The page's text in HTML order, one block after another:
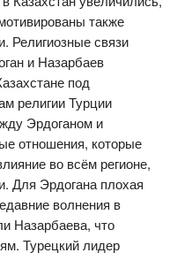
также
Религиозные связи
и Назарбаев
под
религии Турции
Эрдоганом и
отношения, которые
во всём регионе,
Для Эрдогана плохая
волнения в
Назарбаева, что
Турецкий лидер